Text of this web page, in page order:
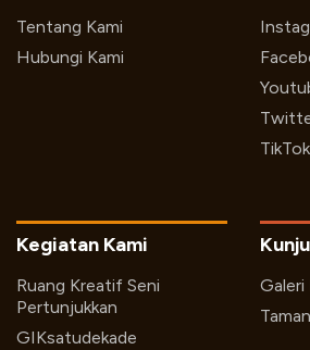
Tentang Kami
Hubungi Kami
TikTok
Kegiatan Kami
Ruang Kreatif Seni
Pertunjukkan
GIKsatudekade
Galeri